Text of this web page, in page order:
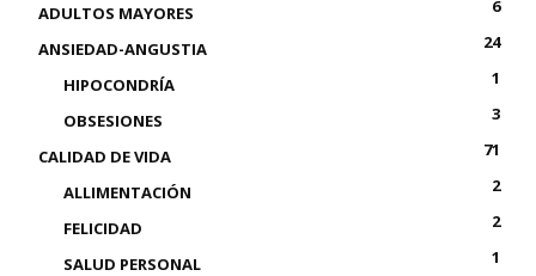
ADULTOS MAYORES
6
ANSIEDAD-ANGUSTIA
24
HIPOCONDRÍA
1
OBSESIONES
3
CALIDAD DE VIDA
71
ALLIMENTACIÓN
2
FELICIDAD
2
SALUD PERSONAL
1